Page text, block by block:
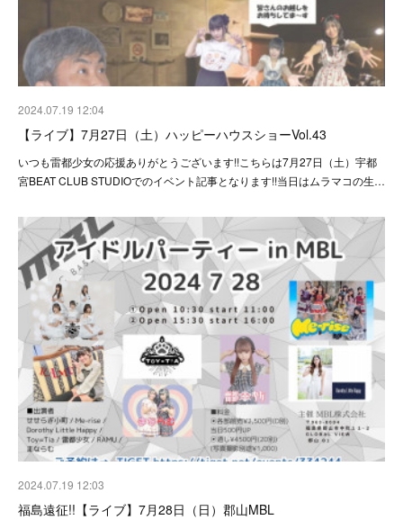
2024.07.19 12:04
【ライブ】7月27日（土）ハッピーハウスショーVol.43
いつも雷都少女の応援ありがとうございます!!こちらは7月27日（土）宇都
宮BEAT CLUB STUDIOでのイベント記事となります!!当日はムラマコの生…
2024.07.19 12:03
福島遠征!!【ライブ】7月28日（日）郡山MBL